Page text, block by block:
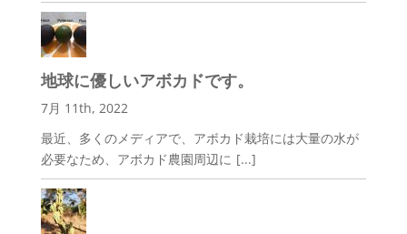
地球に優しいアボカドです。
7月 11th, 2022
最近、多くのメディアで、アボカド栽培には大量の水が
必要なため、アボカド農園周辺に [...]